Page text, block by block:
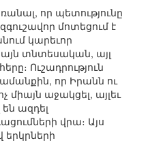
որ պետությունը
մոտեցում է
կարեւոր
տնտեսական, այլ
Ուշադրություն
որ Իրանն ու
աջակցել, այլեւ
ազդել
վրա։ Այս
երկրների